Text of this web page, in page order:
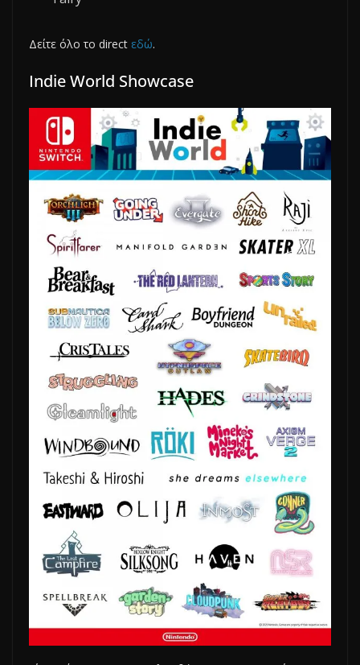
Δείτε όλο το direct εδώ.
Indie World Showcase